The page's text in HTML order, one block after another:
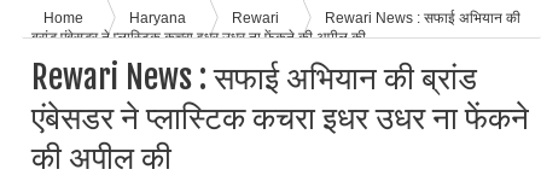
Home Haryana Rewari
Rewari News : सफाई अभियान की
ब्रांड एंबेसडर ने प्लास्टिक कचरा इधर उधर ना फेंकने की अपील की
Rewari News : सफाई अभियान की ब्रांड
एंबेसडर ने प्लास्टिक कचरा इधर उधर ना फेंकने
की अपील की